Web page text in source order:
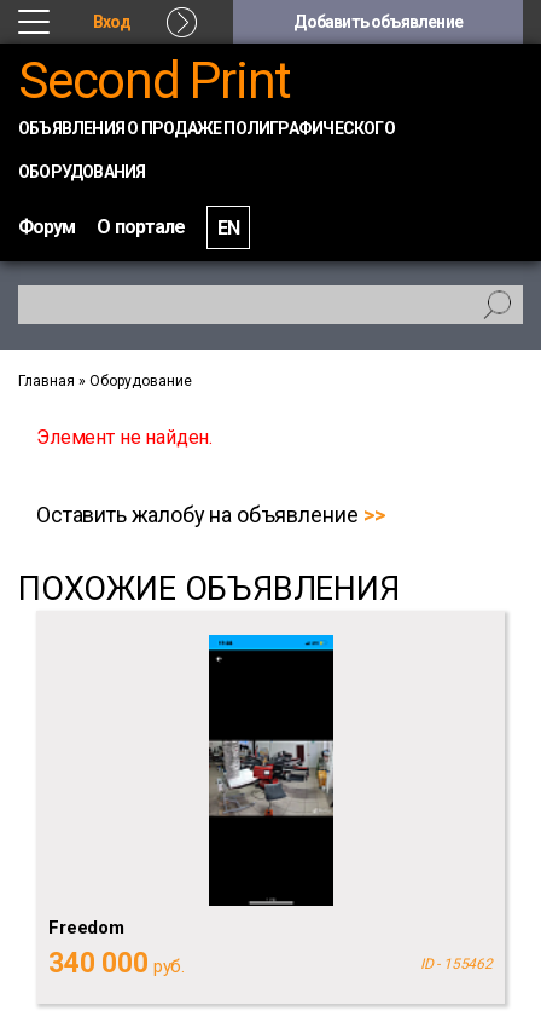
Вход Добавить объявление
Second Print
ОБЪЯВЛЕНИЯ О ПРОДАЖЕ ПОЛИГРАФИЧЕСКОГО
ОБОРУДОВАНИЯ
Форум О портале EN
Главная » Оборудование
Элемент не найден.
Оставить жалобу на объявление
ПОХОЖИЕ ОБЪЯВЛЕНИЯ
Freedom
340 000 руб. ID - 155462